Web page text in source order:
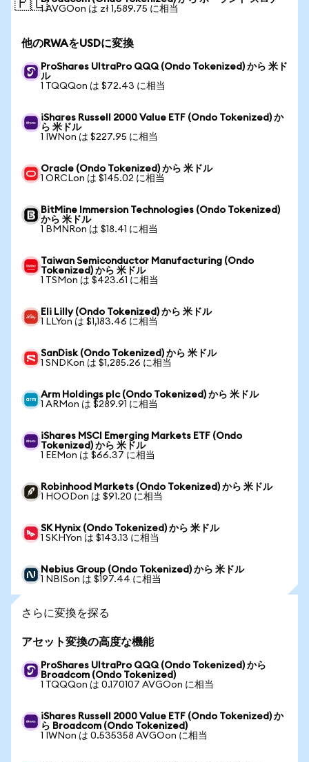
🇵🇱1 AVGOon は zł 1,589.75 に相当
他のRWAをUSDに変換
ProShares UltraPro QQQ (Ondo Tokenized) から 米ド
ル
1 TQQQon は $72.43 に相当
iShares Russell 2000 Value ETF (Ondo Tokenized) か
ら 米ドル
1 IWNon は $227.95 に相当
Oracle (Ondo Tokenized) から 米ドル
1 ORCLon は $145.02 に相当
BitMine Immersion Technologies (Ondo Tokenized)
から 米ドル
1 BMNRon は $18.41 に相当
Taiwan Semiconductor Manufacturing (Ondo
Tokenized) から 米ドル
1 TSMon は $423.61 に相当
Eli Lilly (Ondo Tokenized) から 米ドル
1 LLYon は $1,183.46 に相当
SanDisk (Ondo Tokenized) から 米ドル
1 SNDKon は $1,285.26 に相当
Arm Holdings plc (Ondo Tokenized) から 米ドル
1 ARMon は $289.91 に相当
iShares MSCI Emerging Markets ETF (Ondo
Tokenized) から 米ドル
1 EEMon は $66.37 に相当
Robinhood Markets (Ondo Tokenized) から 米ドル
1 HOODon は $91.20 に相当
SK Hynix (Ondo Tokenized) から 米ドル
1 SKHYon は $143.13 に相当
Nebius Group (Ondo Tokenized) から 米ドル
1 NBISon は $197.44 に相当
さらに変換を探る
アセット変換の高度な機能
ProShares UltraPro QQQ (Ondo Tokenized) から
Broadcom (Ondo Tokenized)
1 TQQQon は 0.170107 AVGOon に相当
iShares Russell 2000 Value ETF (Ondo Tokenized) か
ら Broadcom (Ondo Tokenized)
1 IWNon は 0.535358 AVGOon に相当